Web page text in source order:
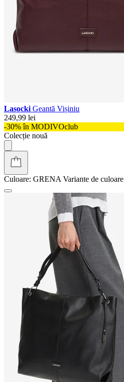
Lasocki Geantă Vișiniu
249,99 lei
-30% în MODIVOclub
Colecție nouă
Culoare: GRENA Variante de culoare